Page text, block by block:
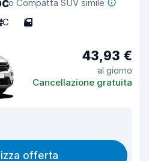
o Compatta SUV simile
C 5
43,93 €
al giorno
Cancellazione gratuita
offerta